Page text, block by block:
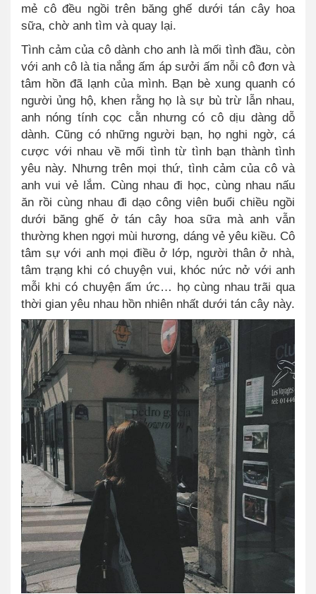
mẻ cô đều ngồi trên băng ghế dưới tán cây hoa
sữa, chờ anh tìm và quay lại.
Tình cảm của cô dành cho anh là mối tình đầu, còn
với anh cô là tia nắng ấm áp sưởi ấm nỗi cô đơn và
tâm hồn đã lạnh của mình. Bạn bè xung quanh có
người ủng hộ, khen rằng họ là sự bù trừ lẫn nhau,
anh nóng tính cọc cằn nhưng có cô dịu dàng dỗ
dành. Cũng có những người bạn, họ nghi ngờ, cá
cược với nhau về mối tình từ tình bạn thành tình
yêu này. Nhưng trên mọi thứ, tình cảm của cô và
anh vui vẻ lắm. Cùng nhau đi học, cùng nhau nấu
ăn rồi cùng nhau đi dạo công viên buổi chiều ngồi
dưới băng ghế ở tán cây hoa sữa mà anh vẫn
thường khen ngợi mùi hương, dáng vẻ yêu kiều. Cô
tâm sự với anh mọi điều ở lớp, người thân ở nhà,
tâm trạng khi có chuyện vui, khóc nức nở với anh
mỗi khi có chuyện ấm ức… họ cùng nhau trãi qua
thời gian yêu nhau hồn nhiên nhất dưới tán cây này.